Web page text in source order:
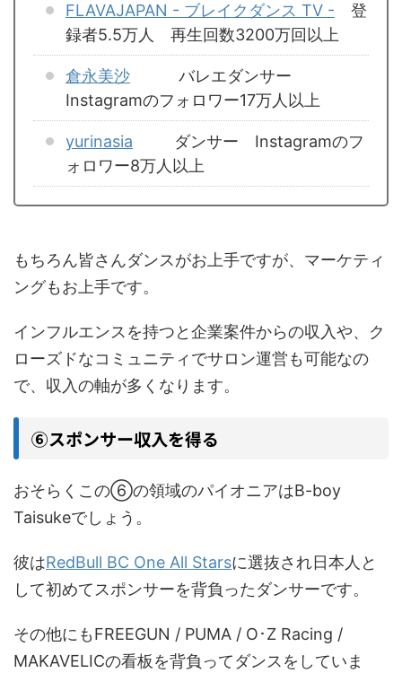
FLAVAJAPAN - ブレイクダンス TV - 登
録者5.5万人 再生回数3200万回以上
倉永美沙 バレエダンサー
Instagramのフォロワー17万人以上
yurinasia ダンサー Instagramのフ
ォロワー8万人以上
もちろん皆さんダンスがお上手ですが、マーケティ
ングもお上手です。
インフルエンスを持つと企業案件からの収入や、ク
ローズドなコミュニティでサロン運営も可能なの
で、収入の軸が多くなります。
⑥スポンサー収入を得る
おそらくこの⑥の領域のパイオニアはB-boy
Taisukeでしょう。
彼はRedBull BC One All Starsに選抜され日本人と
して初めてスポンサーを背負ったダンサーです。
その他にもFREEGUN / PUMA / O･Z Racing /
MAKAVELICの看板を背負ってダンスをしていま